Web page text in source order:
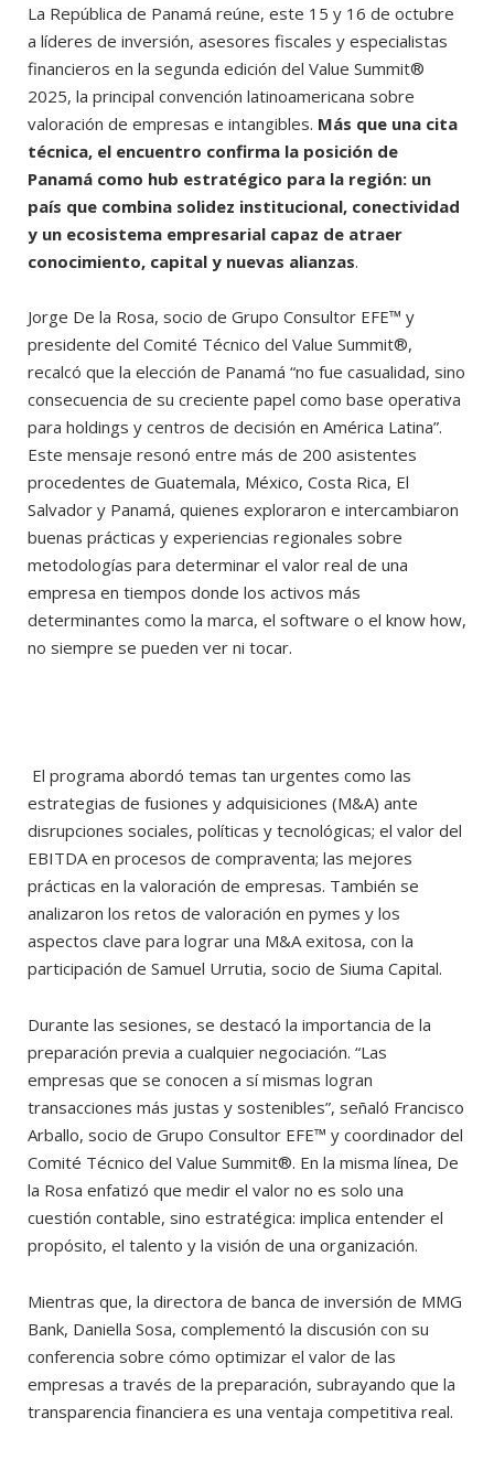
La República de Panamá reúne, este 15 y 16 de octubre
a líderes de inversión, asesores fiscales y especialistas
financieros en la segunda edición del Value Summit®
2025, la principal convención latinoamericana sobre
valoración de empresas e intangibles. Más que una cita
técnica, el encuentro confirma la posición de
Panamá como hub estratégico para la región: un
país que combina solidez institucional, conectividad
y un ecosistema empresarial capaz de atraer
conocimiento, capital y nuevas alianzas.
Jorge De la Rosa, socio de Grupo Consultor EFE™ y
presidente del Comité Técnico del Value Summit®,
recalcó que la elección de Panamá “no fue casualidad, sino
consecuencia de su creciente papel como base operativa
para holdings y centros de decisión en América Latina”.
Este mensaje resonó entre más de 200 asistentes
procedentes de Guatemala, México, Costa Rica, El
Salvador y Panamá, quienes exploraron e intercambiaron
buenas prácticas y experiencias regionales sobre
metodologías para determinar el valor real de una
empresa en tiempos donde los activos más
determinantes como la marca, el software o el know how,
no siempre se pueden ver ni tocar.
El programa abordó temas tan urgentes como las
estrategias de fusiones y adquisiciones (M&A) ante
disrupciones sociales, políticas y tecnológicas; el valor del
EBITDA en procesos de compraventa; las mejores
prácticas en la valoración de empresas. También se
analizaron los retos de valoración en pymes y los
aspectos clave para lograr una M&A exitosa, con la
participación de Samuel Urrutia, socio de Siuma Capital.
Durante las sesiones, se destacó la importancia de la
preparación previa a cualquier negociación. “Las
empresas que se conocen a sí mismas logran
transacciones más justas y sostenibles”, señaló Francisco
Arballo, socio de Grupo Consultor EFE™ y coordinador del
Comité Técnico del Value Summit®. En la misma línea, De
la Rosa enfatizó que medir el valor no es solo una
cuestión contable, sino estratégica: implica entender el
propósito, el talento y la visión de una organización.
Mientras que, la directora de banca de inversión de MMG
Bank, Daniella Sosa, complementó la discusión con su
conferencia sobre cómo optimizar el valor de las
empresas a través de la preparación, subrayando que la
transparencia financiera es una ventaja competitiva real.